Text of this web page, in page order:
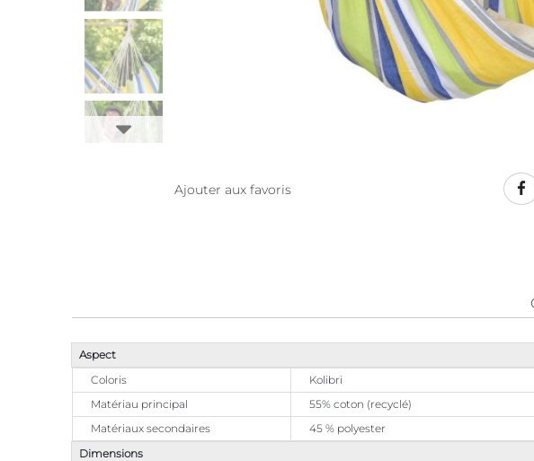
Ajouter aux favoris
Aspect
Coloris
Kolibri
Matériau principal
55% coton (recyclé)
Matériaux secondaires
45 % polyester
Dimensions